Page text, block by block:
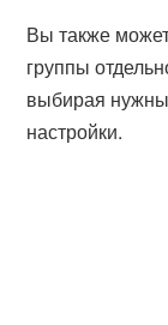
Вы также
группы
выбирая
настройки.